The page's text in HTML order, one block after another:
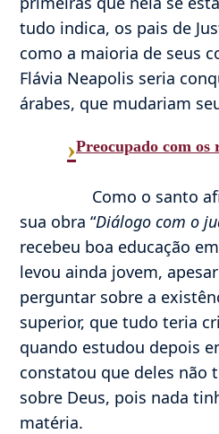
tudo indica, os pais de
como a maioria de seus
Flávia Neapolis seria
árabes, que mudariam
›Preocupado com os
Como o santo
sua obra “Diálogo com o
recebeu boa educação
levou ainda jovem,
perguntar sobre a
superior, que tudo teria
quando estudou depois
constatou que deles não
sobre Deus, pois nada
matéria.